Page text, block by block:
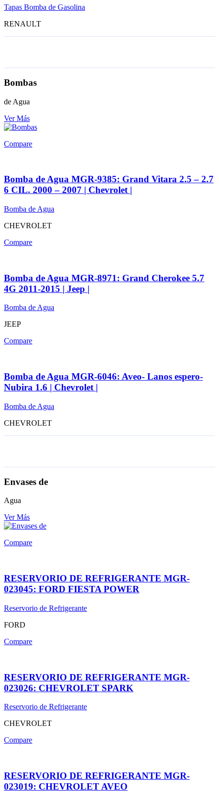
Tapas Bomba de Gasolina
RENAULT
Bombas
de Agua
Ver Más
Compare
Bomba de Agua MGR-9385: Grand Vitara 2.5 – 2.7
6 CIL. 2000 – 2007 | Chevrolet |
Bomba de Agua
CHEVROLET
Compare
Bomba de Agua MGR-8971: Grand Cherokee 5.7
4G 2011-2015 | Jeep |
Bomba de Agua
JEEP
Compare
Bomba de Agua MGR-6046: Aveo- Lanos espero-
Nubira 1.6 | Chevrolet |
Bomba de Agua
CHEVROLET
Envases de
Agua
Ver Más
Compare
RESERVORIO DE REFRIGERANTE MGR-
023045: FORD FIESTA POWER
Reservorio de Refrigerante
FORD
Compare
RESERVORIO DE REFRIGERANTE MGR-
023026: CHEVROLET SPARK
Reservorio de Refrigerante
CHEVROLET
Compare
RESERVORIO DE REFRIGERANTE MGR-
023019: CHEVROLET AVEO